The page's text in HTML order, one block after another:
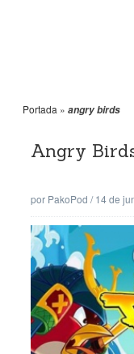
Portada » angry birds
Angry
por PakoPod /14 de